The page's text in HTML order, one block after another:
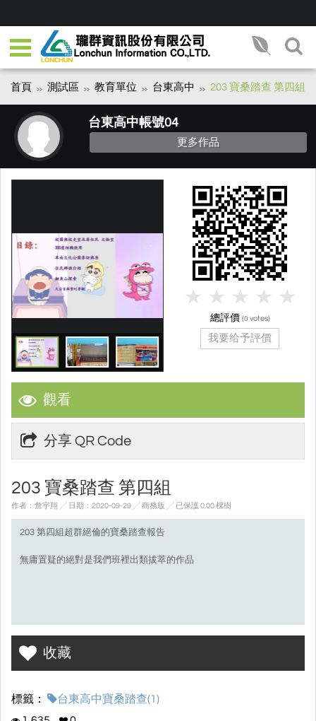
首頁 測試區 教育單位 台東高中 203 寶桑踏查 第四組
台東高中帳號04
更多作品
觀看
分享 QR Code
203 寶桑踏查 第四組
作者：詹宇翔 ╱ 日期：2020-09-29 ╱ 商務版 ╱ 已保護 0.00 棵樹
203 第四組超群絕倫的寶桑踏查報告
無庸置疑的絕對是我們班裡出類拔萃的作品
收藏
標籤：
台東高中寶桑踏查(1)
總評價 (0 votes)
我要给予評價